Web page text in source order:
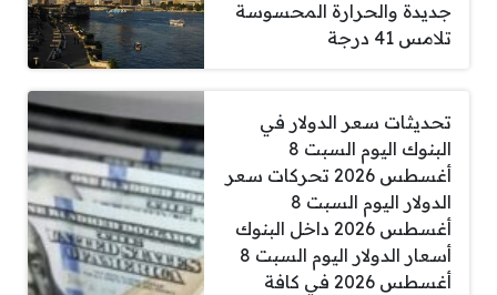
جديدة والحرارة المحسوسة
تلامس 41 درجة
تحديثات سعر الدولار في
البنوك اليوم السبت 8
أغسطس 2026 تحركات سعر
الدولار اليوم السبت 8
أغسطس 2026 داخل البنوك
أسعار الدولار اليوم السبت 8
أغسطس 2026 في كافة